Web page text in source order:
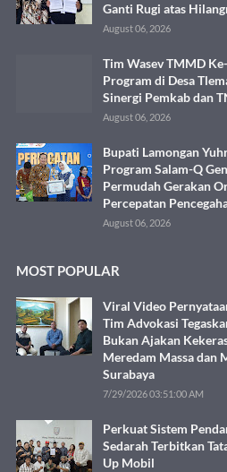
Ganti Rugi atas
August 06, 2026
Tim Wasev TMMD
Program di Desa
Sinergi Pemkab dan
August 06, 2026
Bupati Lamongan
Program Salam-Q
Permudah Gerakan
Percepatan
August 06, 2026
MOST POPULAR
Viral Video
Tim Advokasi
Bukan Ajakan
Meredam Massa dan
Surabaya
7/29/2026 03:51:00 AM
Perkuat Sistem
Sedarah Terbitkan
Up Mobil